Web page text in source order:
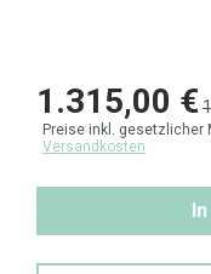
1.315,00 €
Preise inkl. gesetzlicher
Versandkosten